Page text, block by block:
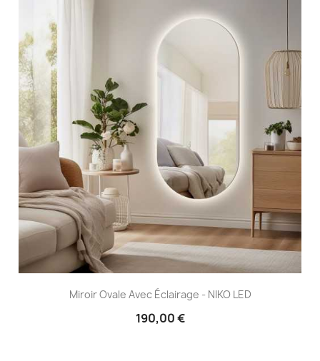
Miroir Ovale Avec Éclairage - NIKO LED
190,00 €